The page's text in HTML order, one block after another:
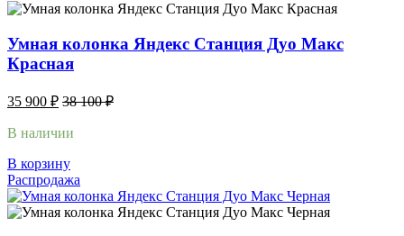
Умная колонка Яндекс Станция Дуо Макс
Красная
35 900 ₽ 38 100₽
В наличии
В корзину
Распродажа